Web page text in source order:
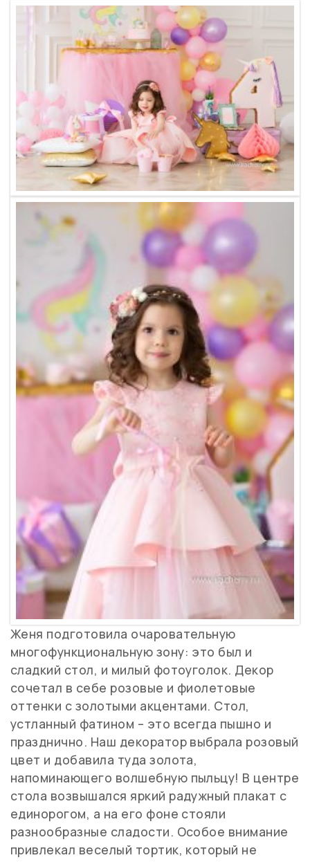
Женя подготовила очаровательную
многофункциональную зону: это был и
сладкий стол, и милый фотоуголок. Декор
сочетал в себе розовые и фиолетовые
оттенки с золотыми акцентами. Стол,
устланный фатином – это всегда пышно и
празднично. Наш декоратор выбрала розовый
цвет и добавила туда золота,
напоминающего волшебную пыльцу! В центре
стола возвышался яркий радужный плакат с
единорогом, а на его фоне стояли
разнообразные сладости. Особое внимание
привлекал веселый тортик, который не